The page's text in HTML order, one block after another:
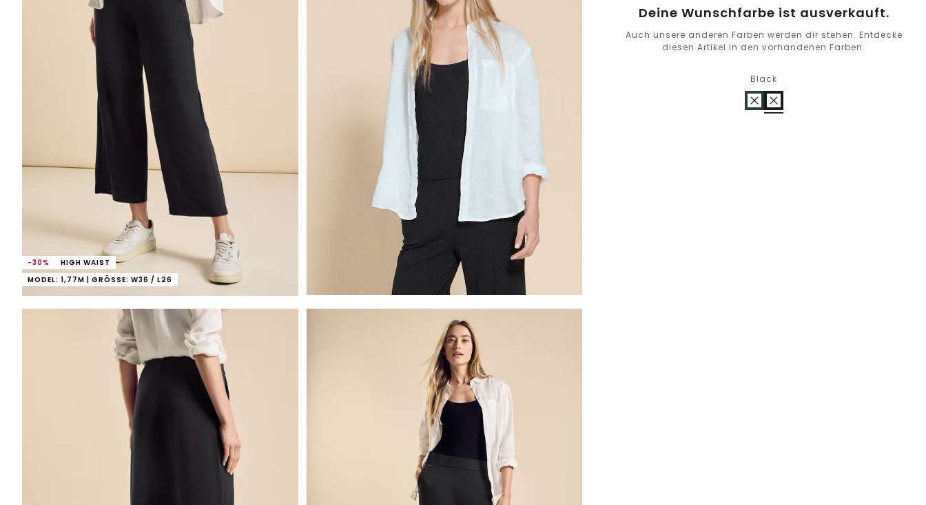
-30%
HIGH WAIST
MODEL: 1,77M | GRÖSSE: W36 / L26
Deine Wunschfarbe ist ausverkauft.
Auch unsere anderen Farben werden dir stehen. Entdecke
diesen Artikel in den vorhandenen Farben.
Black